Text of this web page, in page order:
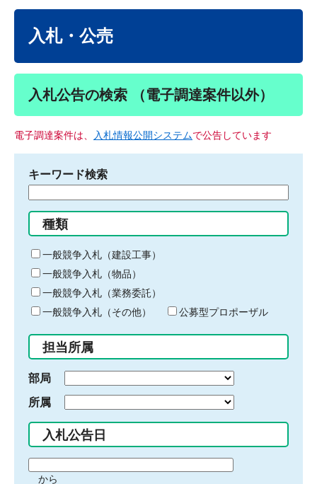
入札・公売
入札公告の検索 （電子調達案件以外）
電子調達案件は、 入札情報公開システムで公告しています
キーワード検索
る
キ
ー
ワ
ー
ド
入
力
種類
一般競争入札（建設工事）
一般競争入札（物品）
一般競争入札（業務委託）
一般競争入札（その他）
公募型プロポーザル
担当所属
部局
所属
入札公告日
間から